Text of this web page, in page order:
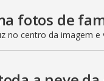
fotos de
no centro da imagem e